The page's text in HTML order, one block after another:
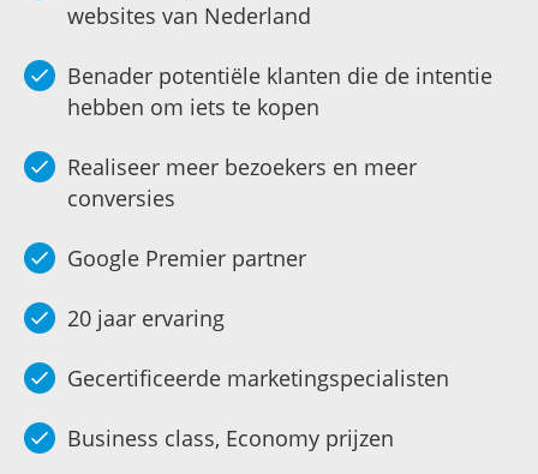
websites van Nederland
Benader potentiële klanten die de intentie
hebben om iets te kopen
Realiseer meer bezoekers en meer
conversies
Google Premier partner
20 jaar ervaring
Gecertificeerde marketingspecialisten
Business class, Economy prijzen